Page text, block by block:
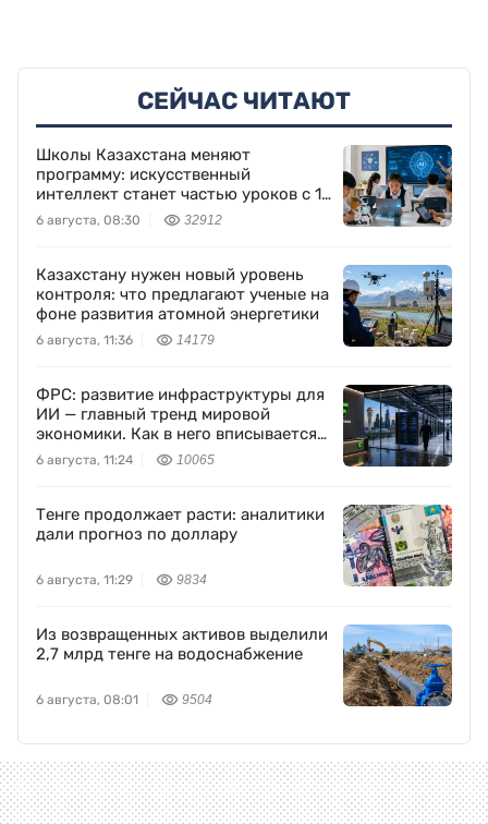
СЕЙЧАС ЧИТАЮТ
Школы Казахстана меняют
программу: искусственный
интеллект станет частью уроков с 1
класса
6 августа, 08:30 32912
Казахстану нужен новый уровень
контроля: что предлагают ученые на
фоне развития атомной энергетики
6 августа, 11:36 14179
ФРС: развитие инфраструктуры для
ИИ — главный тренд мировой
экономики. Как в него вписывается
Freedom Holding Corp.
6 августа, 11:24 10065
Тенге продолжает расти: аналитики
дали прогноз по доллару
6 августа, 11:29 9834
Из возвращенных активов выделили
2,7 млрд тенге на водоснабжение
6 августа, 08:01 9504